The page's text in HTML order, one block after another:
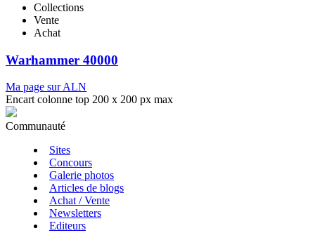
Collections
Vente
Achat
Warhammer 40000
Ma page sur ALN
Encart colonne top 200 x 200 px max
Communauté
Sites
Concours
Galerie photos
Articles de blogs
Achat / Vente
Newsletters
Editeurs